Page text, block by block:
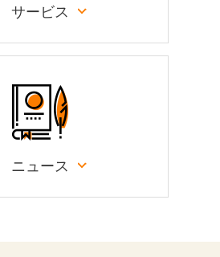
サービス
ニュース